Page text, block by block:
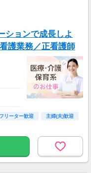
す◎
ションで成長しよ
護業務／正看護師
フリーター歓迎
主婦(夫)歓迎